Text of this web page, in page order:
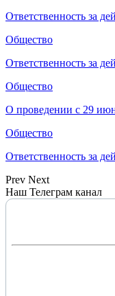
Ответственность за
Общество
Ответственность за
Общество
О проведении с 29
Общество
Ответственность за
Prev Next
Наш Телеграм канал